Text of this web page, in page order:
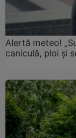
Alertă meteo!
caniculă, ploi și